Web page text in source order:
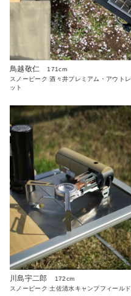
鳥越敬仁
171cm
スノーピーク 酒々井プレミアム・アウトレ
ット
川島宇二郎
172cm
スノーピーク 土佐清水キャンプフィールド